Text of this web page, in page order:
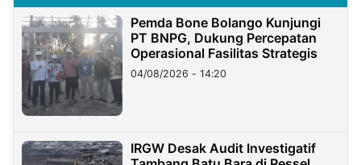
Pemda Bone Bolango Kunjungi
PT BNPG, Dukung Percepatan
Operasional Fasilitas Strategis
04/08/2026 - 14:20
IRGW Desak Audit Investigatif